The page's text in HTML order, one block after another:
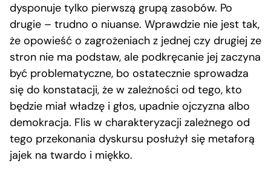
dysponuje tylko pierwszą grupą zasobów. Po
drugie – trudno o niuanse. Wprawdzie nie jest tak,
że opowieść o zagrożeniach z jednej czy drugiej ze
stron nie ma podstaw, ale podkręcanie jej zaczyna
być problematyczne, bo ostatecznie sprowadza
się do konstatacji, że w zależności od tego, kto
będzie miał władzę i głos, upadnie ojczyzna albo
demokracja. Flis w charakteryzacji zależnego od
tego przekonania dyskursu posłużył się metaforą
jajek na twardo i miękko.